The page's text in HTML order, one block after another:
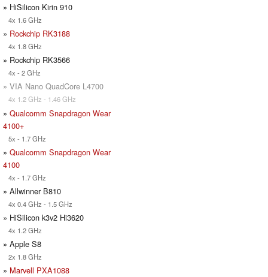
» HiSilicon Kirin 910
4x 1.6 GHz
» Rockchip RK3188
4x 1.8 GHz
» Rockchip RK3566
4x - 2 GHz
» VIA Nano QuadCore L4700
4x 1.2 GHz - 1.46 GHz
» Qualcomm Snapdragon Wear
4100+
5x - 1.7 GHz
» Qualcomm Snapdragon Wear
4100
4x - 1.7 GHz
» Allwinner B810
4x 0.4 GHz - 1.5 GHz
» HiSilicon k3v2 Hi3620
4x 1.2 GHz
» Apple S8
2x 1.8 GHz
» Marvell PXA1088